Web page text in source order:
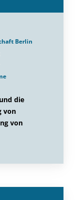
Berlin
die
von
von